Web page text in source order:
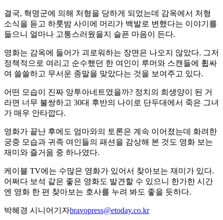
결국, 혁명군에 의해 처형을 당하게 되었는데 감옥에서 처형
소식을 듣고 하룻밤 사이에 머리가 백발로 변했다는 이야기를
들으니 얼마나 고통스러웠을지 슬픈 마음이 든다.
영화는 감옥에 들어가 괴로워하는 장면은 나오지 않았다. 그저
정책적으로 여리고 순수했던 한 여인이 루머와 스캔들에 휩싸
여 쓸쓸하고 무서운 종말을 맞았다는 것을 보여주고 있다.
어떤 모습이 진짜 앙투아네트였을까? 정치의 희생양이 된 거
라면 너무 불쌍하고 30대 후반의 나이로 단두대에서 죽은 그녀
가 매우 안타깝다.
영화가 끝난 후에도 엄마와의 토론은 계속 이어졌는데 화려한
궁중 모습과 귀족 여인들의 패션을 감상해 본 것도 영화 보는
재미와 즐거움 중 하나였다.
케이블 TV에는 수많은 영화가 있어서 찾아보는 재미가 있다.
어쩌다 보석 같은 좋은 영화도 발견할 수 있으니 한가한 시간
엔 영화 한 편 찾아보는 호사를 누려 봐도 좋을 듯하다.
박혜경 시니어기자bravopress@etoday.co.kr